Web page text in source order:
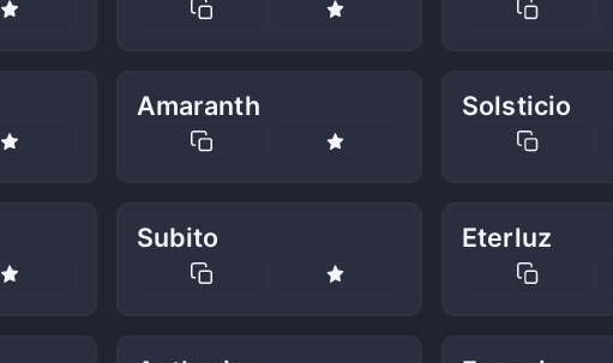
Amaranth Solsticio
Subito Eterluz